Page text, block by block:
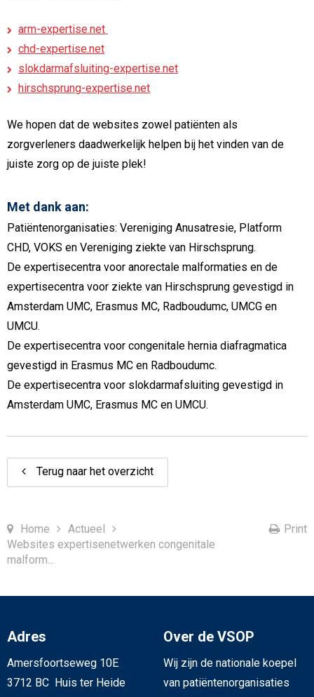
arm-expertise.net
chd-expertise.net
slokdarmafsluiting-expertise.net
hirschsprung-expertise.net
We hopen dat de websites zowel patiënten als
zorgverleners daadwerkelijk helpen bij het vinden van de
juiste zorg op de juiste plek!
Met dank aan:
Patiëntenorganisaties: Vereniging Anusatresie, Platform
CHD, VOKS en Vereniging ziekte van Hirschsprung.
De expertisecentra voor anorectale malformaties en de
expertisecentra voor ziekte van Hirschsprung gevestigd in
Amsterdam UMC, Erasmus MC, Radboudumc, UMCG en
UMCU.
De expertisecentra voor congenitale hernia diafragmatica
gevestigd in Erasmus MC en Radboudumc.
De expertisecentra voor slokdarmafsluiting gevestigd in
Amsterdam UMC, Erasmus MC en UMCU.
Terug naar het overzicht
Home
Actueel
Websites expertisenetwerken congenitale
malform...
Print
Adres
Amersfoortseweg 10E
3712 BC Huis ter Heide
Over de VSOP
Wij zijn de nationale koepel
van patiëntenorganisaties